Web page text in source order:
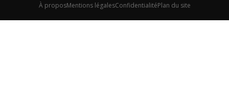
À proposMentions légalesConfidentialitéPlan du site